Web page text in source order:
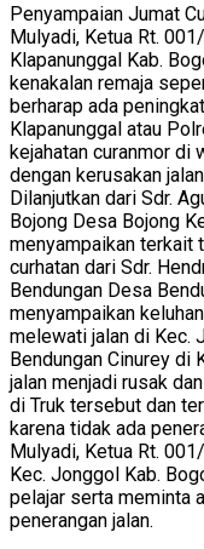
Penyampaian Jumat
Mulyadi, Ketua Rt.
Klapanunggal Kab.
kenakalan remaja
berharap ada
Klapanunggal atau
kejahatan curanmor di
dengan kerusakan
Dilanjutkan dari Sdr.
Bojong Desa Bojong
menyampaikan terkait
curhatan dari Sdr.
Bendungan Desa
menyampaikan
melewati jalan di Kec.
Bendungan Cinurey di
jalan menjadi rusak
di Truk tersebut dan
karena tidak ada
Mulyadi, Ketua Rt.
Kec. Jonggol Kab.
pelajar serta meminta
penerangan jalan.